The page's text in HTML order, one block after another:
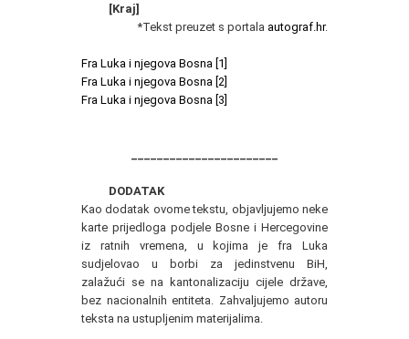
[Kraj]
*Tekst preuzet s portala autograf.hr.
Fra Luka i njegova Bosna [1]
Fra Luka i njegova Bosna [2]
Fra Luka i njegova Bosna [3]
DODATAK
Kao dodatak ovome tekstu, objavljujemo neke
karte prijedloga podjele Bosne i Hercegovine
iz ratnih vremena, u kojima je fra Luka
sudjelovao u borbi za jedinstvenu BiH,
zalažući se na kantonalizaciju cijele države,
bez nacionalnih entiteta. Zahvaljujemo autoru
teksta na ustupljenim materijalima.